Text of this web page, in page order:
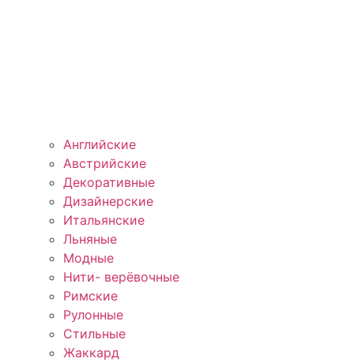
Английские
Австрийские
Декоративные
Дизайнерские
Итальянские
Льняные
Модные
Нити- верёвочные
Римские
Рулонные
Стильные
Жаккард